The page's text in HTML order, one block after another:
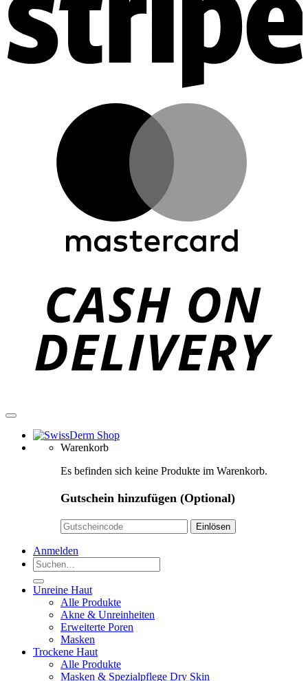
Warenkorb
Es befinden sich keine Produkte im Warenkorb.
Gutschein hinzufügen (Optional)
Anmelden
Suchen
nach:
Unreine Haut
Alle Produkte
Akne & Unreinheiten
Erweiterte Poren
Masken
Trockene Haut
Alle Produkte
Masken & Spezialpflege Dry Skin